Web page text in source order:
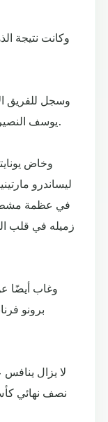
وسجل للفريق
يوسف النصيري ثنائية 8 و81، والفرنسي لويك بادي 47.
وخاض
ليساندرو
في عظمة مشط
زميله في قلب
وغاب أيضًا
برونو
لا يزال
نصف نهائي